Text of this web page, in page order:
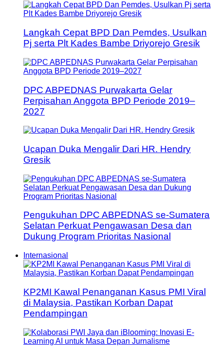
Langkah Cepat BPD Dan Pemdes, Usulkan
Pj serta Plt Kades Bambe Driyorejo Gresik
DPC ABPEDNAS Purwakarta Gelar
Perpisahan Anggota BPD Periode 2019–
2027
Ucapan Duka Mengalir Dari HR. Hendry
Gresik
Pengukuhan DPC ABPEDNAS se-Sumatera
Selatan Perkuat Pengawasan Desa dan
Dukung Program Prioritas Nasional
Internasional
KP2MI Kawal Penanganan Kasus PMI Viral
di Malaysia, Pastikan Korban Dapat
Pendampingan